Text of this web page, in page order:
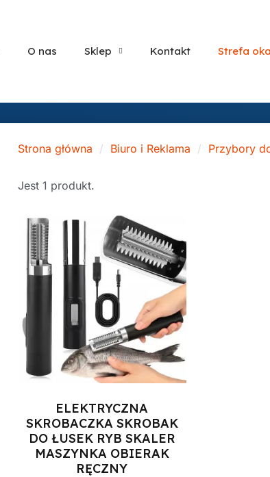
O nas Sklep Kontakt Strefa
Strona główna Biuro i Reklama Przybory
Jest 1 produkt.
ELEKTRYCZNA
SKROBACZKA SKROBAK
DO ŁUSEK RYB SKALER
MASZYNKA OBIERAK
RĘCZNY